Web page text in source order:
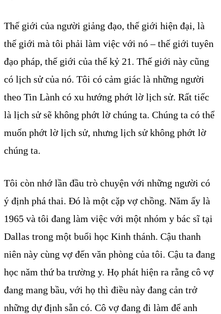
Thế giới của người giảng đạo, thế giới hiện đại, là
thế giới mà tôi phải làm việc với nó – thế giới tuyên
đạo pháp, thế giới của thế kỷ 21. Thế giới này cũng
có lịch sử của nó. Tôi có cảm giác là những người
theo Tin Lành có xu hướng phớt lờ lịch sử. Rất tiếc
là lịch sử sẽ không phớt lờ chúng ta. Chúng ta có thể
muốn phớt lờ lịch sử, nhưng lịch sử không phớt lờ
chúng ta.
Tôi còn nhớ lần đầu trò chuyện với những người có
ý định phá thai. Đó là một cặp vợ chồng. Năm ấy là
1965 và tôi đang làm việc với một nhóm y bác sĩ tại
Dallas trong một buổi học Kinh thánh. Cậu thanh
niên này cùng vợ đến văn phòng của tôi. Cậu ta đang
học năm thứ ba trường y. Họ phát hiện ra rằng cô vợ
đang mang bầu, với họ thì điều này đang cản trở
những dự định sẵn có. Cô vợ đang đi làm để anh